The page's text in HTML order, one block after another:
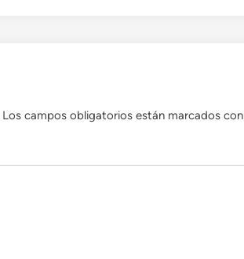
Los campos obligatorios están marcados con